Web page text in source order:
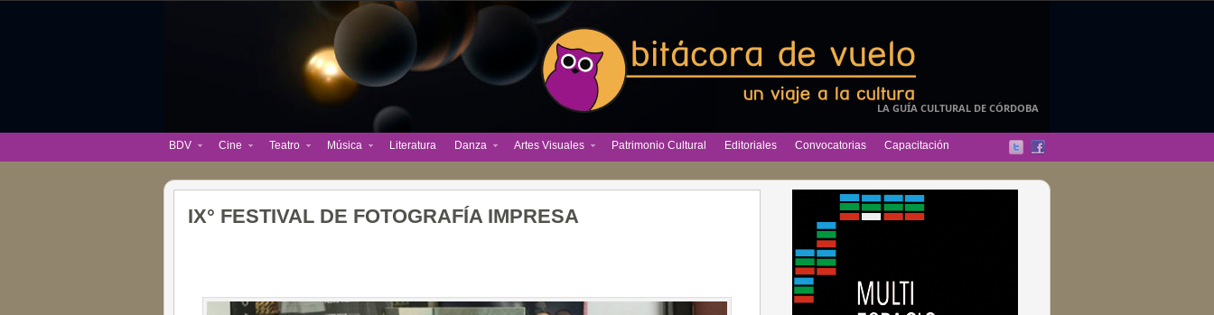
LA GUÍA CULTURAL DE CÓRDOBA
BDV Cine Teatro Música Literatura Danza Artes Visuales Patrimonio Cultural Editoriales Convocatorias Capacitación
IX° FESTIVAL DE FOTOGRAFÍA IMPRESA